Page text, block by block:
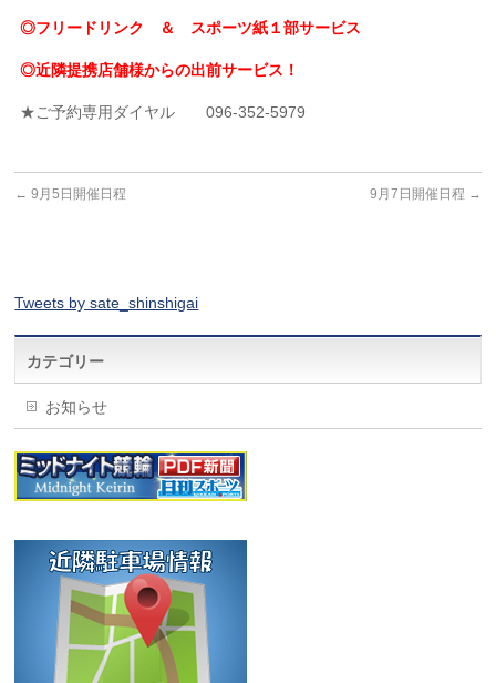
◎フリードリンク ＆ スポーツ紙１部サービス
◎近隣提携店舗様からの出前サービス！
★ご予約専用ダイヤル 096-352-5979
← 9月5日開催日程 9月7日開催日程 →
Tweets by sate_shinshigai
カテゴリー
お知らせ